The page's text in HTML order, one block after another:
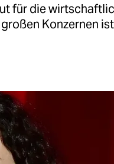
für die
Konzernen